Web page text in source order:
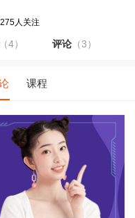
人关注
（4） 评论（3）
课程